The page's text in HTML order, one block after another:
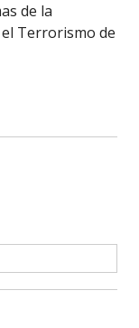
de la
Terrorismo de